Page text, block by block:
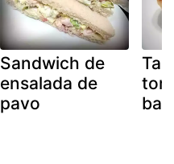
Sandwich de
ensalada de
pavo